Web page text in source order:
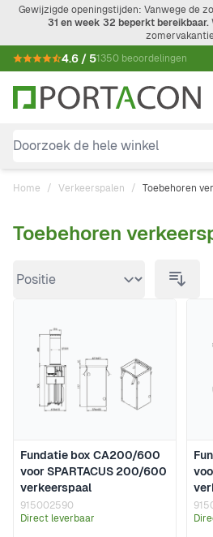
Ga naar de inhoud
Gewijzigde openingstijden: Vanwege de
31 en week 32 beperkt bereikbaar.
4.6 / 51350 beoordelingen
Doorzoek de hele winkel
Home / Verkeerspalen / Toebehoren
Doorgaan naar productlijst
Toebehoren
Fundatie box CA200/600
voor SPARTACUS 200/600
verkeerspaal
915002590
Direct leverbaar